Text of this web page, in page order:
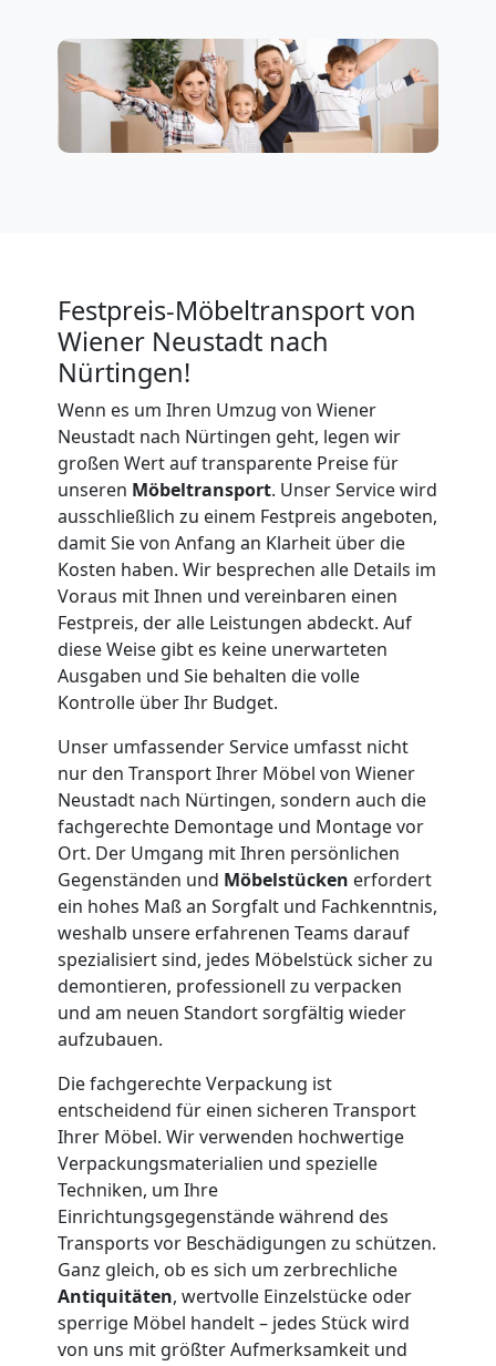
Festpreis-Möbeltransport von
Wiener Neustadt nach
Nürtingen!
Wenn es um Ihren Umzug von Wiener
Neustadt nach Nürtingen geht, legen wir
großen Wert auf transparente Preise für
unseren Möbeltransport. Unser Service wird
ausschließlich zu einem Festpreis angeboten,
damit Sie von Anfang an Klarheit über die
Kosten haben. Wir besprechen alle Details im
Voraus mit Ihnen und vereinbaren einen
Festpreis, der alle Leistungen abdeckt. Auf
diese Weise gibt es keine unerwarteten
Ausgaben und Sie behalten die volle
Kontrolle über Ihr Budget.
Unser umfassender Service umfasst nicht
nur den Transport Ihrer Möbel von Wiener
Neustadt nach Nürtingen, sondern auch die
fachgerechte Demontage und Montage vor
Ort. Der Umgang mit Ihren persönlichen
Gegenständen und Möbelstücken erfordert
ein hohes Maß an Sorgfalt und Fachkenntnis,
weshalb unsere erfahrenen Teams darauf
spezialisiert sind, jedes Möbelstück sicher zu
demontieren, professionell zu verpacken
und am neuen Standort sorgfältig wieder
aufzubauen.
Die fachgerechte Verpackung ist
entscheidend für einen sicheren Transport
Ihrer Möbel. Wir verwenden hochwertige
Verpackungsmaterialien und spezielle
Techniken, um Ihre
Einrichtungsgegenstände während des
Transports vor Beschädigungen zu schützen.
Ganz gleich, ob es sich um zerbrechliche
Antiquitäten, wertvolle Einzelstücke oder
sperrige Möbel handelt – jedes Stück wird
von uns mit größter Aufmerksamkeit und
Wiener
Neustadt
Tresortransport
Neustadt
Umzug
für
Senioren
Wiener
Neustadt
Fernumzug
Wiener
Neustadt
Firmenumzug
Wiener
Neustadt
Büroumzug
Wiener
Neustadt